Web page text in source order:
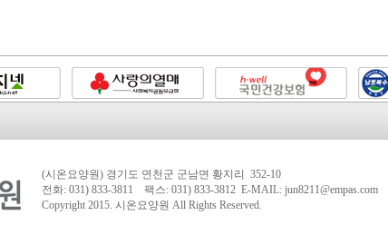
(시온요양원) 경기도 연천군 군남면 황지리 352-10
전화: 031) 833-3811 팩스: 031) 833-3812 E-MAIL: jun8211@empas.com
Copyright 2015. 시온요양원 All Rights Reserved.